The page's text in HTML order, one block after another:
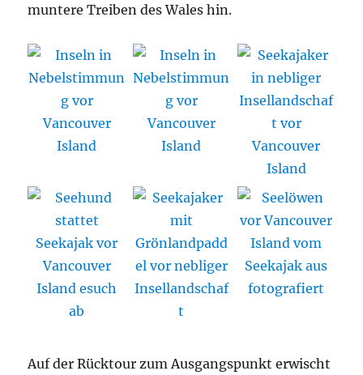
muntere Treiben des Wales hin.
Auf der Rücktour zum Ausgangspunkt erwischt